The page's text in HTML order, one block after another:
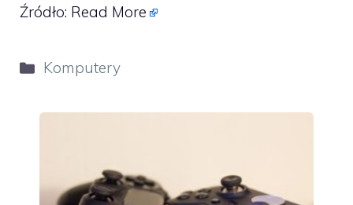
Źródło: Read More
Kategorie
Komputery